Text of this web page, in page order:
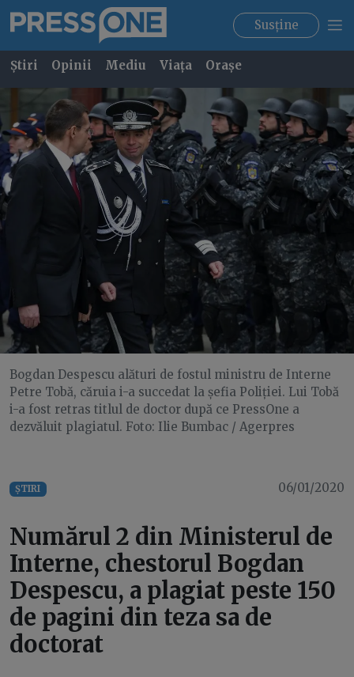
Susține
Știri Opinii Mediu Viața Orașe
Bogdan Despescu alături de fostul ministru de Interne
Petre Tobă, căruia i-a succedat la șefia Poliției. Lui Tobă
i-a fost retras titlul de doctor după ce PressOne a
dezvăluit plagiatul. Foto: Ilie Bumbac / Agerpres
ȘTIRI 06/01/2020
Numărul 2 din Ministerul de
Interne, chestorul Bogdan
Despescu, a plagiat peste 150
de pagini din teza sa de
doctorat